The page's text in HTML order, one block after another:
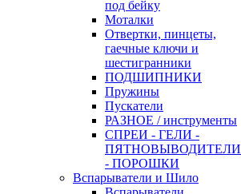
под бейку
Моталки
Отвертки, пинцеты,
гаечные ключи и
шестигранники
ПОДШИПНИКИ
Пружины
Пускатели
РАЗНОЕ / инструменты
СПРЕИ - ГЕЛИ -
ПЯТНОВЫВОДИТЕЛИ
- ПОРОШКИ
Вспарыватели и Шило